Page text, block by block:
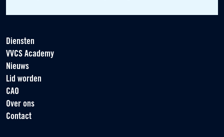
Diensten
VVCS Academy
Nieuws
Lid worden
CAO
Over ons
Contact